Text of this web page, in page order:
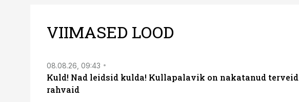
VIIMASED LOOD
08.08.26, 09:43
Kuld! Nad leidsid kulda! Kullapalavik on nakatanud terveid
rahvaid